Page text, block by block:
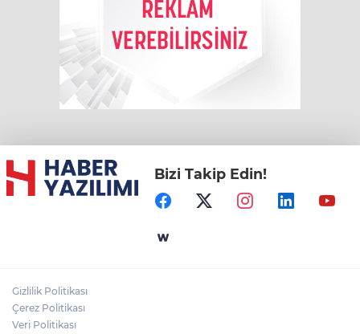
Bizi Takip Edin!
Gizlilik Politikası
Çerez Politikası
Veri Politikası